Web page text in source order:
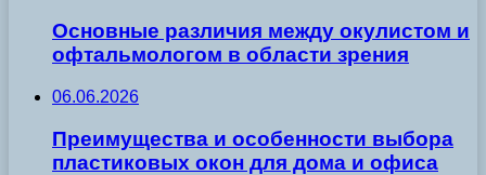
Основные различия между окулистом и
офтальмологом в области зрения
06.06.2026
Преимущества и особенности выбора
пластиковых окон для дома и офиса